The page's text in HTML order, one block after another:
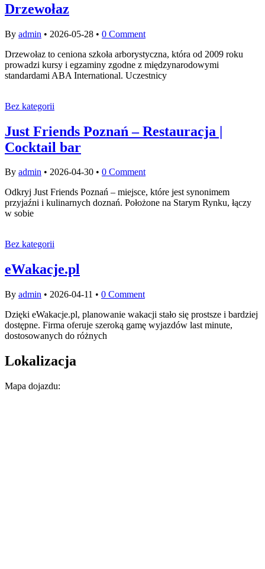
Drzewołaz
By admin • 2026-05-28 • 0 Comment
Drzewołaz to ceniona szkoła arborystyczna, która od 2009 roku
prowadzi kursy i egzaminy zgodne z międzynarodowymi
standardami ABA International. Uczestnicy
Bez kategorii
Just Friends Poznań – Restauracja |
Cocktail bar
By admin • 2026-04-30 • 0 Comment
Odkryj Just Friends Poznań – miejsce, które jest synonimem
przyjaźni i kulinarnych doznań. Położone na Starym Rynku, łączy
w sobie
Bez kategorii
eWakacje.pl
By admin • 2026-04-11 • 0 Comment
Dzięki eWakacje.pl, planowanie wakacji stało się prostsze i bardziej
dostępne. Firma oferuje szeroką gamę wyjazdów last minute,
dostosowanych do różnych
Lokalizacja
Mapa dojazdu: